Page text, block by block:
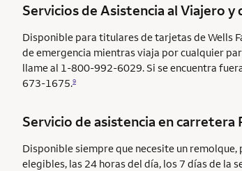
Servicios de Asistencia al Viajero y
Disponible para titulares de tarjetas de Wells
de emergencia mientras viaja por cualquier
llame al 1-800-992-6029. Si se encuentra
673-1675.9
Servicio de asistencia en carretera
Disponible siempre que necesite un
elegibles, las 24 horas del día, los 7 días de la